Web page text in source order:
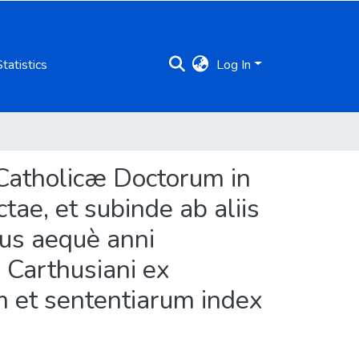
Log In
Doctorum in
et subinde ab aliis
aequè anni
ex
et sententiarum index